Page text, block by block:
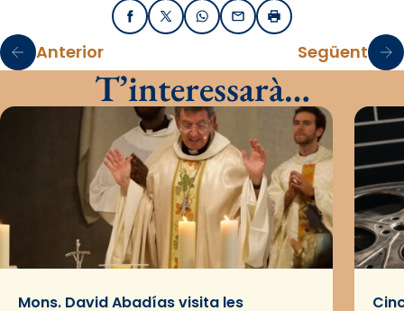
FacebookX / TwitterWhatsApp
EmailImprimir
Anterior Següent
T’interessarà…
Mons. David Abadías visita les